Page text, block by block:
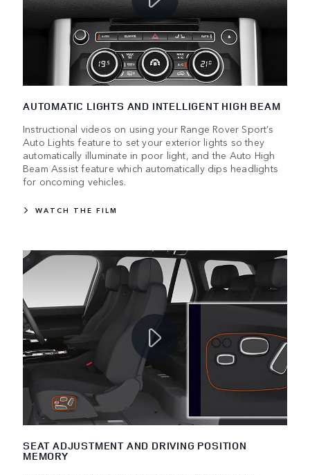
AUTOMATIC LIGHTS AND INTELLIGENT HIGH BEAM
Instructional videos on using your Range Rover Sport’s
Auto Lights feature to set your exterior lights so they
automatically illuminate in poor light, and the Auto High
Beam Assist feature which automatically dips headlights
for oncoming vehicles.
WATCH THE FILM
SEAT ADJUSTMENT AND DRIVING POSITION
MEMORY